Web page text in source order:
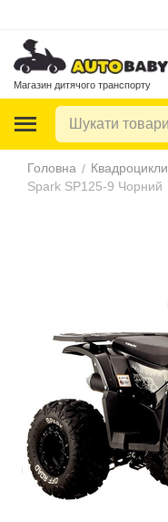
Магазин дитячого транспорту
Головна / Квадроцикли
Spark SP125-9 Чорний